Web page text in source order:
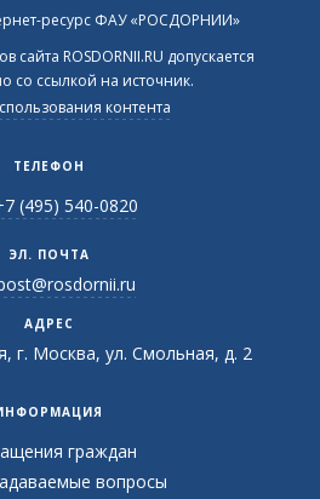
ресурс ФАУ «РОСДОРНИИ»
сайта ROSDORNII.RU допускается
со ссылкой на источник.
контента
ТЕЛЕФОН
(495) 540-0820
ЭЛ. ПОЧТА
АДРЕС
г. Москва, ул. Смольная, д. 2
граждан
вопросы